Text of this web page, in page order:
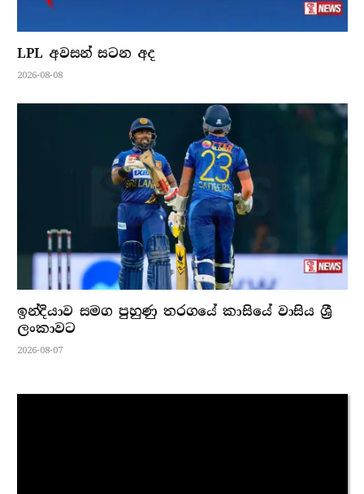
LPL අවසන් සටන අද
2026-08-08
ඉන්දියාව සමග පුහුණු තරගයේ කාසියේ වාසිය ශ්‍රී
ලංකාවට
2026-08-07